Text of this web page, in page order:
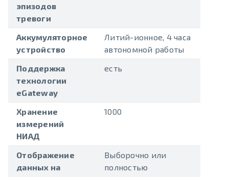
эпизодов
тревоги
Аккумуляторное
устройство
Литий-ионное, 4 часа
автономной работы
Поддержка
технологии
eGateway
есть
Хранение
измерений
НИАД
1000
Отображение
данных на
Выборочно или
полностью